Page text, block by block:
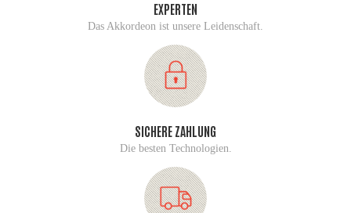
EXPERTEN
Das Akkordeon ist unsere Leidenschaft.
SICHERE ZAHLUNG
Die besten Technologien.